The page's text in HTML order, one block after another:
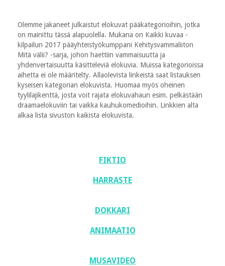
Olemme jakaneet julkaistut elokuvat pääkategorioihin, jotka
on mainittu tässä alapuolella. Mukana on Kaikki kuvaa -
kilpailun 2017 pääyhteistyökumppani Kehitysvammaliiton
Mitä välii? -sarja, johon haettiin vammaisuutta ja
yhdenvertaisuutta käsitteleviä elokuvia. Muissa kategorioissa
aihetta ei ole määritelty. Allaolevista linkeistä saat listauksen
kyseisen kategorian elokuvista. Huomaa myös oheinen
tyylilajikenttä, josta voit rajata elokuvahaun esim. pelkästään
draamaelokuviin tai vaikka kauhukomedioihin. Linkkien alta
alkaa lista sivuston kaikista elokuvista.
FIKTIO
HARRASTE
DOKKARI
ANIMAATIO
MUSAVIDEO